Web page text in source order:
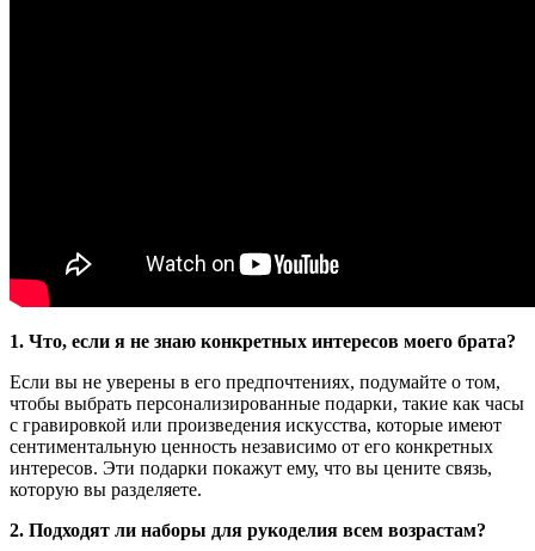
1. Что, если я не знаю конкретных интересов моего брата?
Если вы не уверены в его предпочтениях, подумайте о том,
чтобы выбрать персонализированные подарки, такие как часы
с гравировкой или произведения искусства, которые имеют
сентиментальную ценность независимо от его конкретных
интересов. Эти подарки покажут ему, что вы цените связь,
которую вы разделяете.
2. Подходят ли наборы для рукоделия всем возрастам?